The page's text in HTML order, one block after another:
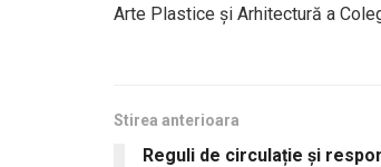
Arte Plastice și Arhitectură a
Stirea anterioara
Reguli de circulație și